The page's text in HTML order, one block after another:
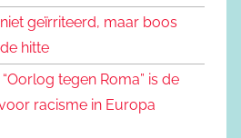
geïrriteerd, maar boos
hitte
“Oorlog tegen Roma” is de
racisme in Europa